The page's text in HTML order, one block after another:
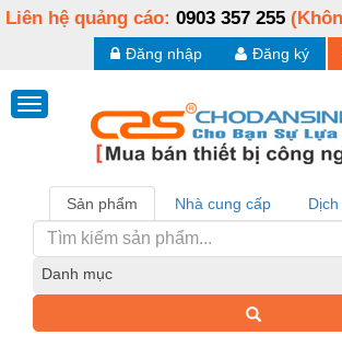
Liên hệ quảng cáo: 0903 357 255
Đăng ký
Đăng nhập
Sản phẩm Nhà cung cấp Dịch
Danh mục